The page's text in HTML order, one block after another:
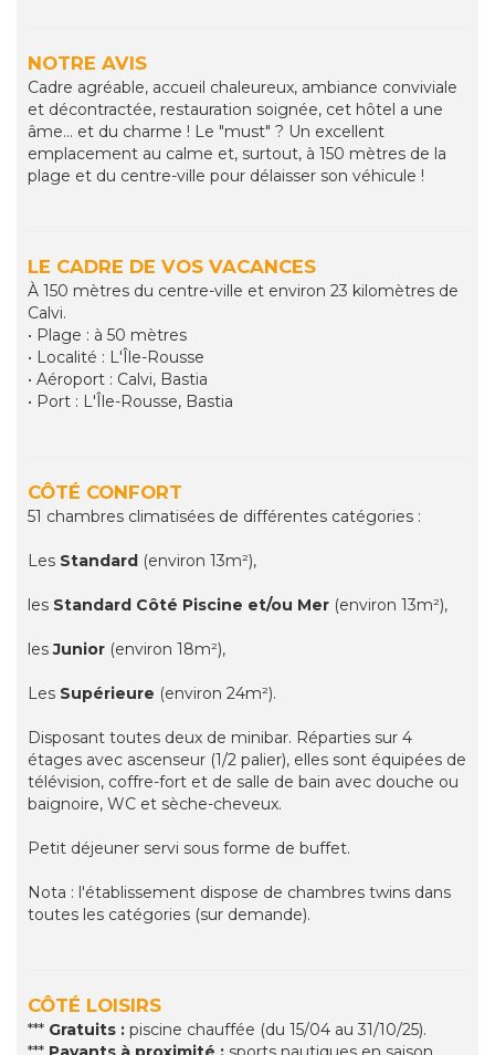
NOTRE AVIS
Cadre agréable, accueil chaleureux, ambiance conviviale
et décontractée, restauration soignée, cet hôtel a une
âme… et du charme ! Le "must" ? Un excellent
emplacement au calme et, surtout, à 150 mètres de la
plage et du centre-ville pour délaisser son véhicule !
LE CADRE DE VOS VACANCES
À 150 mètres du centre-ville et environ 23 kilomètres de
Calvi.
• Plage : à 50 mètres
• Localité : L'Île-Rousse
• Aéroport : Calvi, Bastia
• Port : L'Île-Rousse, Bastia
CÔTÉ CONFORT
51 chambres climatisées de différentes catégories :
Les Standard (environ 13m²),
les Standard Côté Piscine et/ou Mer (environ 13m²),
lesJunior (environ 18m²),
Les Supérieure (environ 24m²).
Disposant toutes deux de minibar. Réparties sur 4
étages avec ascenseur (1/2 palier), elles sont équipées de
télévision, coffre-fort et de salle de bain avec douche ou
baignoire, WC et sèche-cheveux.
Petit déjeuner servi sous forme de buffet.
Nota : l'établissement dispose de chambres twins dans
toutes les catégories (sur demande).
CÔTÉ LOISIRS
*** Gratuits : piscine chauffée (du 15/04 au 31/10/25).